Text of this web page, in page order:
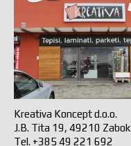
Kreativa Koncept d.o.o.
J.B. Tita 19, 49210 Zabok
Tel. +385 49 221 692